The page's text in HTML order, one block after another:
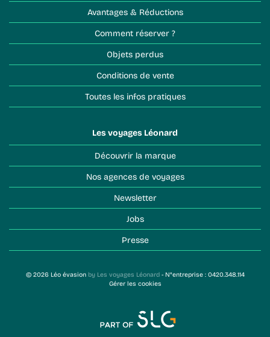
Avantages & Réductions
Comment réserver ?
Objets perdus
Conditions de vente
Toutes les infos pratiques
Les voyages Léonard
Découvrir la marque
Nos agences de voyages
Newsletter
Jobs
Presse
© 2026 Léo évasion by Les voyages Léonard- N°entreprise : 0420.348.114
Gérer les cookies